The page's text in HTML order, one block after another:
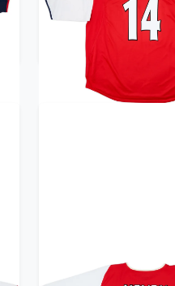
359.99£ · ca.
Trikot kaufen
2002-04 Arsenal